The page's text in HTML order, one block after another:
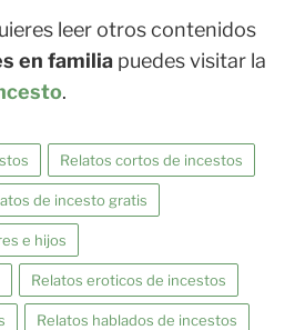
leer otros contenidos
en familia puedes visitar la
.
Relatos cortos de incestos
de incesto gratis
e hijos
Relatos eroticos de incestos
Relatos hablados de incestos